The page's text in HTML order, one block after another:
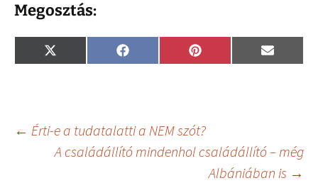
Megosztás:
Share
on
X
(
e
r
)
Share
on
F
a
o
k
Share
on
P
i
e
s
t
Share
on
E
m
Bejegyzés
← Érti-e a tudatalatti a NEM szót?
A családállító mindenhol családállító – még
Albániában is →